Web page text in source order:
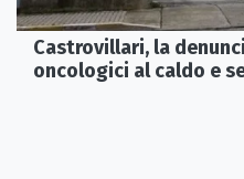
Castrovillari, la
oncologici al caldo e